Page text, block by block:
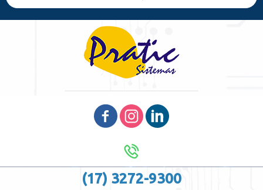
(17) 3272-9300